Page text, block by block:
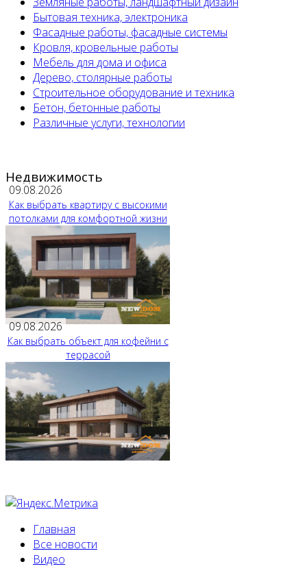
Бытовая техника, электроника
Фасадные работы, фасадные системы
Кровля, кровельные работы
Мебель для дома и офиса
Дерево, столярные работы
Строительное оборудование и техника
Бетон, бетонные работы
Различные услуги, технологии
Недвижимость
09.08.2026
Как выбрать квартиру с высокими
потолками для комфортной жизни
09.08.2026
Как выбрать объект для кофейни с
террасой
Главная
Все новости
Видео